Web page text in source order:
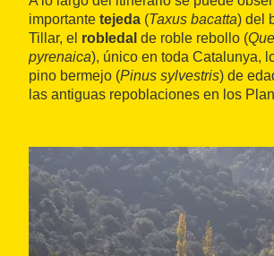
importante tejeda (Taxus bacatta) del
Tillar, el robledal de roble rebollo (
pyrenaica), único en toda Catalunya,
pino bermejo (Pinus sylvestris) de
las antiguas repoblaciones en los